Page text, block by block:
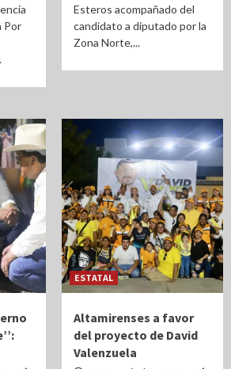
Por
Esteros acompañado del
candidato a diputado por la
Zona Norte,...
ESTATAL
Altamirenses a favor
del proyecto de David
Valenzuela